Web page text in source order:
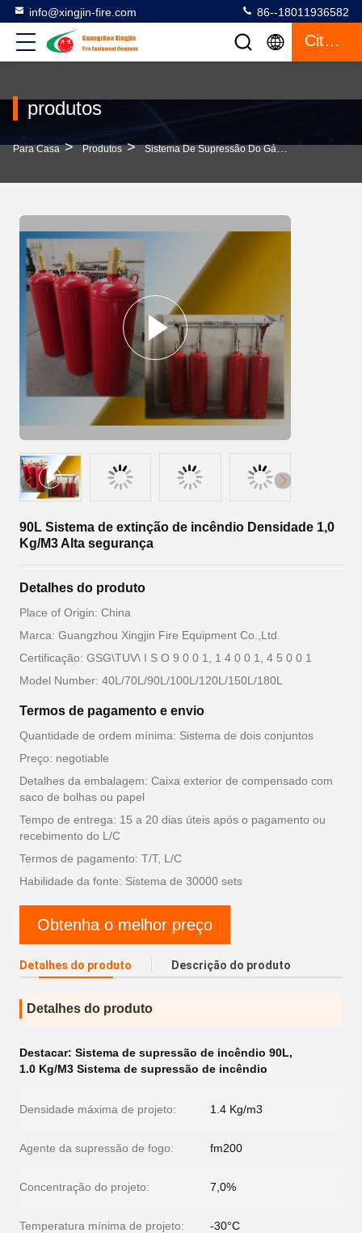
info@xingjin-fire.com 86--18011936582
Citações
produtos
Para Casa > Produtos > Sistema De Supressão Do Gás FM200 >
90L Sistema de extinção de incêndio Densidade 1,0
Kg/M3 Alta segurança
Detalhes do produto
Place of Origin: China
Marca: Guangzhou Xingjin Fire Equipment Co.,Ltd.
Certificação: GSG\TUV\ I S O 9 0 0 1, 1 4 0 0 1, 4 5 0 0 1
Model Number: 40L/70L/90L/100L/120L/150L/180L
Termos de pagamento e envio
Quantidade de ordem mínima: Sistema de dois conjuntos
Preço: negotiable
Detalhes da embalagem: Caixa exterior de compensado com
saco de bolhas ou papel
Tempo de entrega: 15 a 20 dias úteis após o pagamento ou
recebimento do L/C
Termos de pagamento: T/T, L/C
Habilidade da fonte: Sistema de 30000 sets
Obtenha o melhor preço
Detalhes do produto Descrição do produto
Detalhes do produto
Destacar: Sistema de supressão de incêndio 90L,
1.0 Kg/M3 Sistema de supressão de incêndio
Densidade máxima de projeto: 1.4 Kg/m3
Agente da supressão de fogo: fm200
Concentração do projeto: 7,0%
Temperatura mínima de projeto: -30°C